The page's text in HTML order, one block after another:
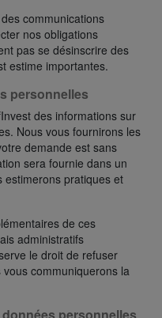
communications
nos obligations
pas se désinscrire des
estime importantes.
personnelles
des informations sur
Nous vous fournirons les
demande est sans
sera fournie dans un
estimerons pratiques et
de ces
administratifs
le droit de refuser
communiquerons la